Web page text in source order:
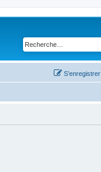
S’enregistrer